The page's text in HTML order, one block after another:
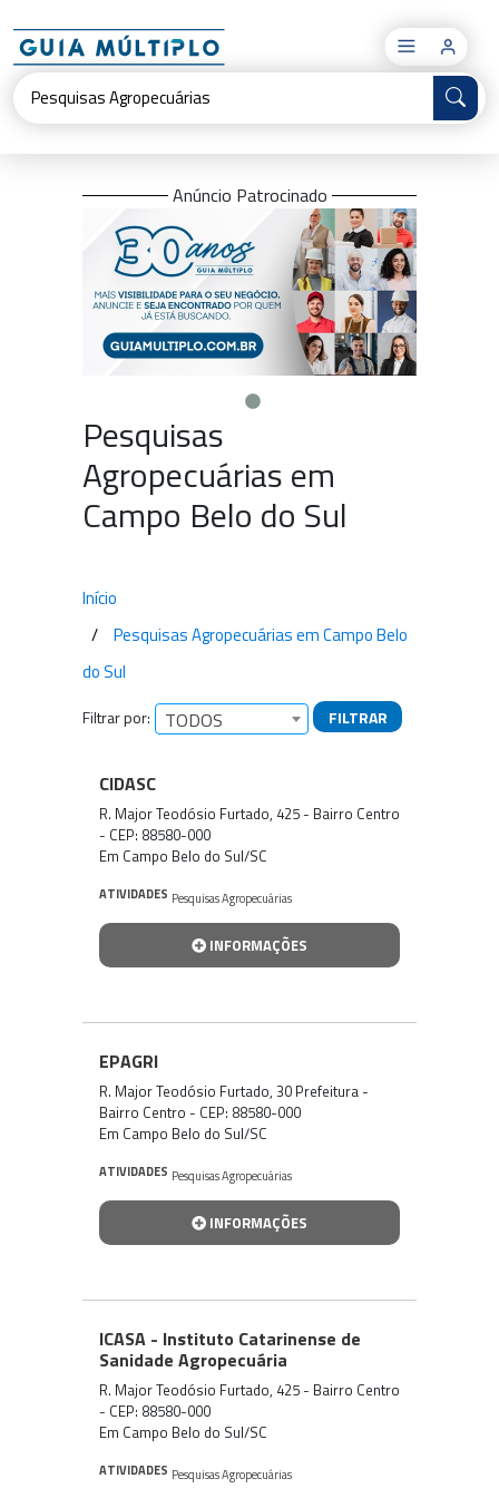
×
Anúncio Patrocinado
Pesquisas
Agropecuárias em
Campo Belo do Sul
Início
Pesquisas Agropecuárias em Campo Belo
do Sul
Filtrar por: TODOS FILTRAR
Empresas encontradas
CIDASC
R. Major Teodósio Furtado, 425 - Bairro Centro
- CEP: 88580-000
Em Campo Belo do Sul/SC
ATIVIDADES Pesquisas Agropecuárias
INFORMAÇÕES
EPAGRI
R. Major Teodósio Furtado, 30 Prefeitura -
Bairro Centro - CEP: 88580-000
Em Campo Belo do Sul/SC
ATIVIDADES Pesquisas Agropecuárias
INFORMAÇÕES
ICASA - Instituto Catarinense de
Sanidade Agropecuária
R. Major Teodósio Furtado, 425 - Bairro Centro
- CEP: 88580-000
Em Campo Belo do Sul/SC
ATIVIDADES Pesquisas Agropecuárias